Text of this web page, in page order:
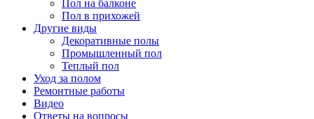
Пол на балконе
Пол в прихожей
Другие виды
Декоративные полы
Промышленный пол
Теплый пол
Уход за полом
Ремонтные работы
Видео
Ответы на вопросы